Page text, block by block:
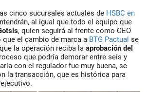
cinco sucursales actuales de HSBC en
al igual que todo el equipo que
, quien seguirá al frente como CEO
que el cambio de marca a BTG Pactual se
la operación reciba la aprobación del
que podría demorar entre seis y
con el regulador fue muy buena, se
la transacción, que es histórica para
ejecutivo.